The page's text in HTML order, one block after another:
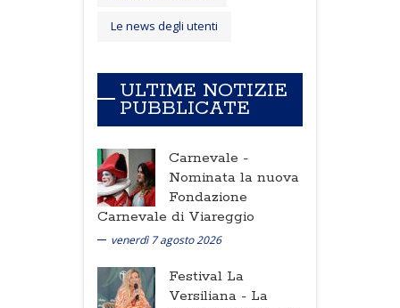
Le news degli utenti
ULTIME NOTIZIE
PUBBLICATE
Carnevale -
Nominata la nuova
Fondazione
Carnevale di Viareggio
venerdì 7 agosto 2026
Festival La
Versiliana - La